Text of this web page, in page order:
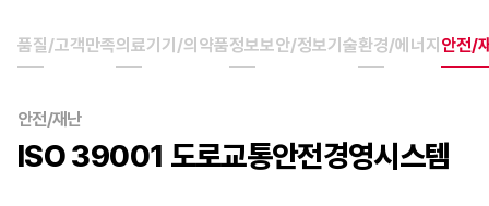
품질/고객만족의료기기/의약품정보보안/정보기술환경/에너지 안전/
안전/재난
ISO 39001 도로교통안전경영시스템